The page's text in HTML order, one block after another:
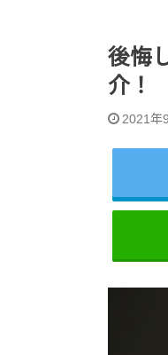
後悔
介！
2021年